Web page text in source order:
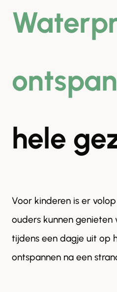
hele
Voor kinderen is er
ouders kunnen
tijdens een dagje uit op
ontspannen na een